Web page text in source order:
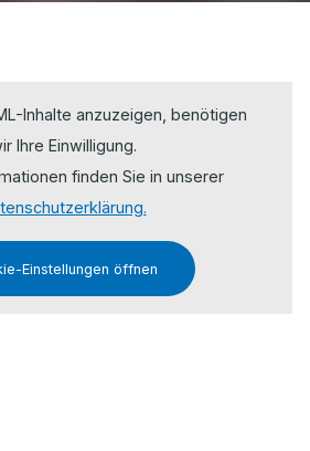
Inhalte anzuzeigen, benötigen
Ihre Einwilligung.
finden Sie in unserer
Einstellungen öffnen